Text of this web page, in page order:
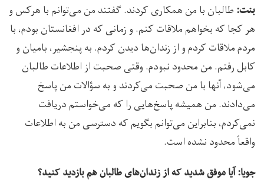
بنت: طالبان با من همکاری کردند. گفتند من می‌توانم با هرکس و
هر کجا که بخواهم ملاقات کنم. و زمانی که در افغانستان بودم، با
مردم ملاقات کردم و از زندان‌ها دیدن کردم. به پنجشیر، بامیان و
کابل رفتم. من محدود نبودم. وقتی صحبت از اطلاعات طالبان
می‌شود، آنها با من صحبت می‌کردند و به سؤالات من پاسخ
می‌دادند. من همیشه پاسخ‌هایی را که می‌خواستم دریافت
نمی‌کردم، بنابراین می‌توانم بگویم که دسترسی من به اطلاعات
واقعاً محدود نشده است.
جویا: آیا موفق شدید که از زندان‌های طالبان هم بازدید کنید؟